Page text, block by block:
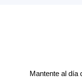
Mantente al día